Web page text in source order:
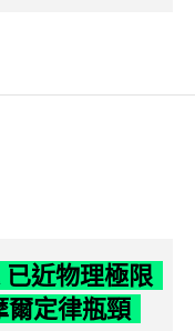
近物理極限
爾定律瓶頸